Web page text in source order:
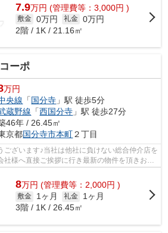
7.9万円 (管理費等：3,000円 )
敷金 0万円 礼金 0万円
2階 / 1K / 21.16㎡
ーポ
万円
央線 「国分寺 」駅 徒歩5分
蔵野線 「西国分寺 」駅 徒歩27分
46年 / 26.45㎡
京都国分寺市本町２丁目
ございます♪当社は他社に負けない総合仲介店を
様へ直接ご挨拶に行き最新の物件を頂きお客
の情報は...
8万円 (管理費等：2,000円 )
敷金 1ヶ月 礼金
1ヶ月
3階 / 1K / 26.45㎡